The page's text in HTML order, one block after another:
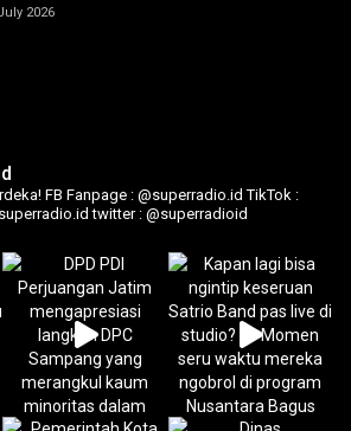
2026
FB Fanpage : @superradio.id TikTok :
twitter : @superradioid